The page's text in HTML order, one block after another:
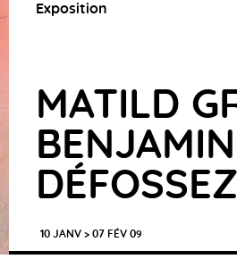
Exposition
MATILD
BENJAMIN
DÉFOSSEZ
10 JANV > 07 FÉV 09